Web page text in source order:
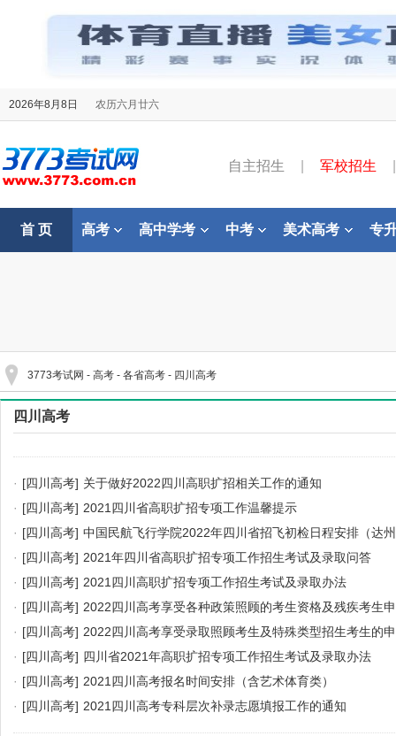
2026年8月8日 农历六月廿六
自主招生 军校招生
首 页 高考 高中学考 中考 美术高考 专
3773考试网 - 高考 - 各省高考 - 四川高考
四川高考
· [四川高考] 关于做好2022四川高职扩招相关工作的通知
· [四川高考] 2021四川省高职扩招专项工作温馨提示
· [四川高考] 中国民航飞行学院2022年四川省招飞初检日程安排（达
· [四川高考] 2021年四川省高职扩招专项工作招生考试及录取问答
· [四川高考] 2021四川高职扩招专项工作招生考试及录取办法
· [四川高考] 2022四川高考享受各种政策照顾的考生资格及残疾考生
查办法
· [四川高考] 2022四川高考享受录取照顾考生及特殊类型招生考生的
· [四川高考] 四川省2021年高职扩招专项工作招生考试及录取办法
· [四川高考] 2021四川高考报名时间安排（含艺术体育类）
· [四川高考] 2021四川高考专科层次补录志愿填报工作的通知